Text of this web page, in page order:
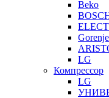
Beko
Gorenje
LG
Компрессор
LG